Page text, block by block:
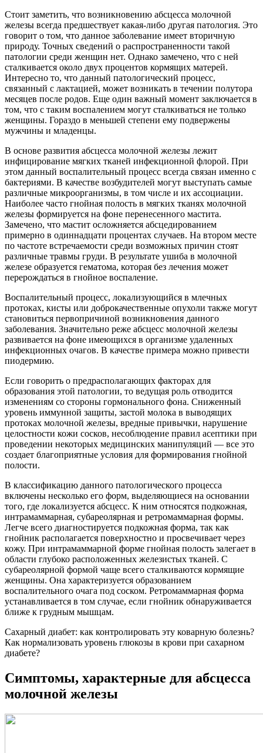
Стоит заметить, что возникновению абсцесса молочной
железы всегда предшествует какая-либо другая патология. Это
говорит о том, что данное заболевание имеет вторичную
природу. Точных сведений о распространенности такой
патологии среди женщин нет. Однако замечено, что с ней
сталкивается около двух процентов кормящих матерей.
Интересно то, что данный патологический процесс,
связанный с лактацией, может возникать в течении полутора
месяцев после родов. Еще один важный момент заключается в
том, что с таким воспалением могут сталкиваться не только
женщины. Гораздо в меньшей степени ему подвержены
мужчины и младенцы.
В основе развития абсцесса молочной железы лежит
инфицирование мягких тканей инфекционной флорой. При
этом данный воспалительный процесс всегда связан именно с
бактериями. В качестве возбудителей могут выступать самые
различные микроорганизмы, в том числе и их ассоциации.
Наиболее часто гнойная полость в мягких тканях молочной
железы формируется на фоне перенесенного мастита.
Замечено, что мастит осложняется абсцедированием
примерно в одиннадцати процентах случаев. На втором месте
по частоте встречаемости среди возможных причин стоят
различные травмы груди. В результате ушиба в молочной
железе образуется гематома, которая без лечения может
перерождаться в гнойное воспаление.
Воспалительный процесс, локализующийся в млечных
протоках, кисты или доброкачественные опухоли также могут
становиться первопричиной возникновения данного
заболевания. Значительно реже абсцесс молочной железы
развивается на фоне имеющихся в организме удаленных
инфекционных очагов. В качестве примера можно привести
пиодермию.
Если говорить о предрасполагающих факторах для
образования этой патологии, то ведущая роль отводится
изменениям со стороны гормонального фона. Сниженный
уровень иммунной защиты, застой молока в выводящих
протоках молочной железы, вредные привычки, нарушение
целостности кожи сосков, несоблюдение правил асептики при
проведении некоторых медицинских манипуляций — все это
создает благоприятные условия для формирования гнойной
полости.
В классификацию данного патологического процесса
включены несколько его форм, выделяющиеся на основании
того, где локализуется абсцесс. К ним относятся подкожная,
интрамаммарная, субареолярная и ретромаммарная формы.
Легче всего диагностируется подкожная форма, так как
гнойник располагается поверхностно и просвечивает через
кожу. При интрамаммарной форме гнойная полость залегает в
области глубоко расположенных железистых тканей. С
субареолярной формой чаще всего сталкиваются кормящие
женщины. Она характеризуется образованием
воспалительного очага под соском. Ретромаммарная форма
устанавливается в том случае, если гнойник обнаруживается
ближе к грудным мышцам.
Сахарный диабет: как контролировать эту коварную болезнь?
Как нормализовать уровень глюкозы в крови при сахарном
диабете?
Симптомы, характерные для абсцесса
молочной железы